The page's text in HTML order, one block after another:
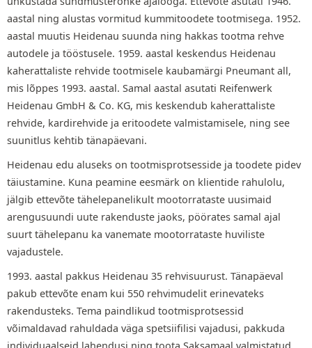
aastal ning alustas vormitud kummitoodete tootmisega. 1952.
aastal muutis Heidenau suunda ning hakkas tootma rehve
autodele ja tööstusele. 1959. aastal keskendus Heidenau
kaherattaliste rehvide tootmisele kaubamärgi Pneumant all,
mis lõppes 1993. aastal. Samal aastal asutati Reifenwerk
Heidenau GmbH & Co. KG, mis keskendub kaherattaliste
rehvide, kardirehvide ja eritoodete valmistamisele, ning see
suunitlus kehtib tänapäevani.
Heidenau edu aluseks on tootmisprotsesside ja toodete pidev
täiustamine. Kuna peamine eesmärk on klientide rahulolu,
jälgib ettevõte tähelepanelikult mootorrataste uusimaid
arengusuundi uute rakenduste jaoks, pöörates samal ajal
suurt tähelepanu ka vanemate mootorrataste huviliste
vajadustele.
1993. aastal pakkus Heidenau 35 rehvisuurust. Tänapäeval
pakub ettevõte enam kui 550 rehvimudelit erinevateks
rakendusteks. Tema paindlikud tootmisprotsessid
võimaldavad rahuldada väga spetsiifilisi vajadusi, pakkuda